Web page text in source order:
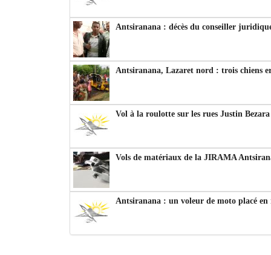
Antsiranana : décès du conseiller
Antsiranana, Lazaret nord : trois chiens
Vol à la roulotte sur les rues Justin
Vols de matériaux de la JIRAMA
Antsiranana : un voleur de moto placé en